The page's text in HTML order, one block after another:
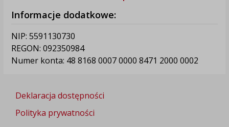
Informacje dodatkowe:
NIP: 5591130730
REGON: 092350984
Numer konta: 48 8168 0007 0000 8471 2000 0002
Deklaracja dostępności
Polityka prywatności